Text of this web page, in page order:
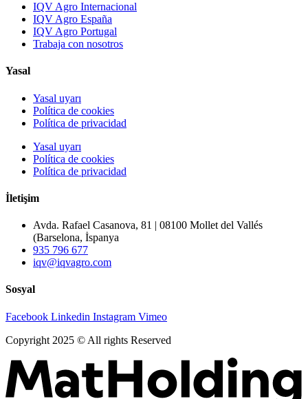
IQV Agro Internacional
IQV Agro España
IQV Agro Portugal
Trabaja con nosotros
Yasal
Yasal uyarı
Política de cookies
Política de privacidad
Yasal uyarı
Política de cookies
Política de privacidad
İletişim
Avda. Rafael Casanova, 81 | 08100 Mollet del Vallés
(Barselona, İspanya
935 796 677
iqv@iqvagro.com
Sosyal
Facebook Linkedin Instagram Vimeo
Copyright 2025 © All rights Reserved